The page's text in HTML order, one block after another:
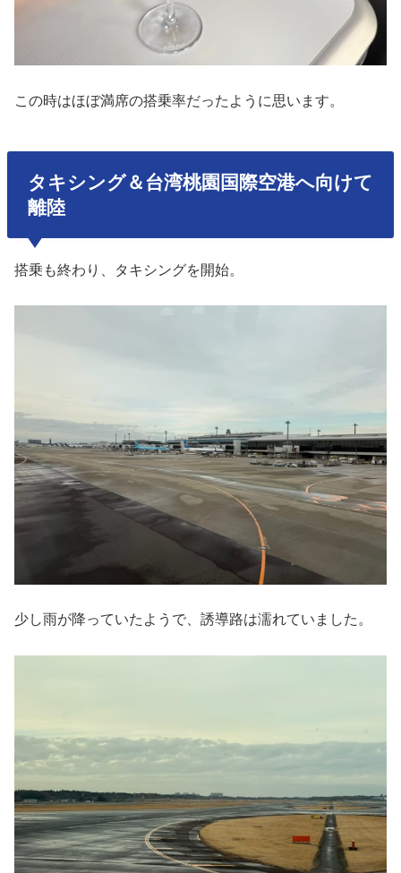
この時はほぼ満席の搭乗率だったように思います。
タキシング＆台湾桃園国際空港へ向けて
離陸
搭乗も終わり、タキシングを開始。
少し雨が降っていたようで、誘導路は濡れていました。